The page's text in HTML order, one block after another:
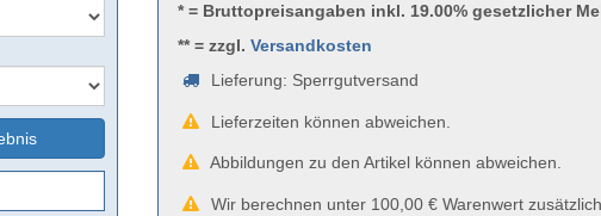
* = Bruttopreisangaben inkl. 19.00% gesetzlicher
** = zzgl.Versandkosten
Lieferung: Sperrgutversand
Lieferzeiten können abweichen.
Abbildungen zu den Artikel können abweichen.
Wir berechnen unter 100,00 € Warenwert